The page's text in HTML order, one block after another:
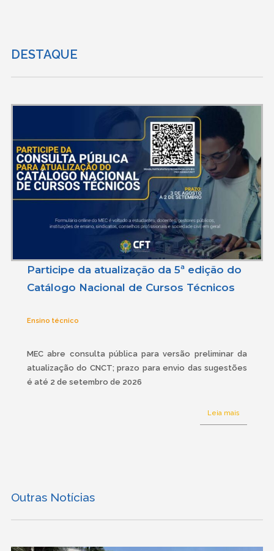
DESTAQUE
Participe da atualização da 5ª edição do
Catálogo Nacional de Cursos Técnicos
Ensino técnico
MEC abre consulta pública para versão preliminar da
atualização do CNCT; prazo para envio das sugestões
é até 2 de setembro de 2026
Leia mais
Outras Notícias